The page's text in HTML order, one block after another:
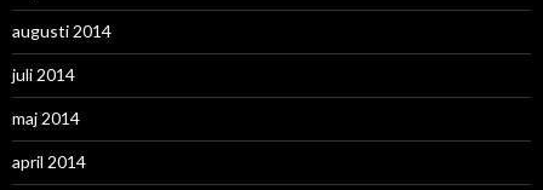
augusti 2014
juli 2014
maj 2014
april 2014